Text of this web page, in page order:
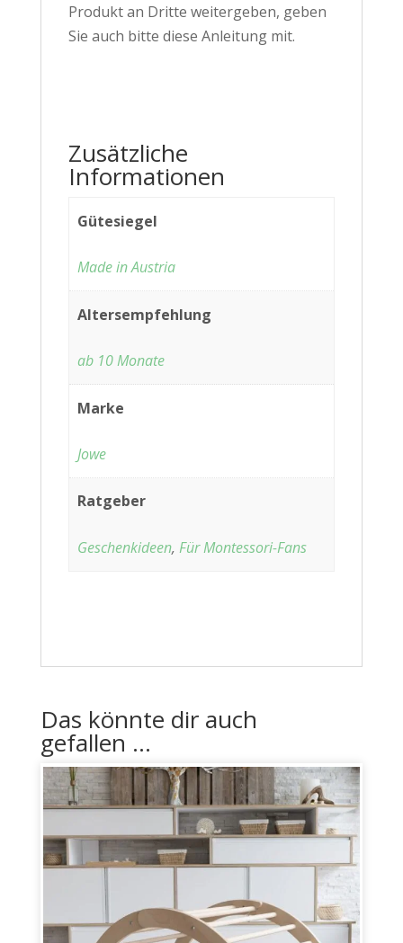
Produkt an Dritte weitergeben, geben
Sie auch bitte diese Anleitung mit.
Zusätzliche
Informationen
Gütesiegel
Made in Austria
Altersempfehlung
ab 10 Monate
Marke
Jowe
Ratgeber
Geschenkideen,Für Montessori-Fans
Das könnte dir auch
gefallen …